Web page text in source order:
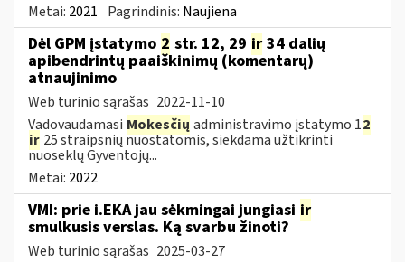
Metai: 2021 Pagrindinis: Naujiena
Dėl GPM įstatymo 2 str. 12, 29 ir 34 dalių
apibendrintų paaiškinimų (komentarų)
atnaujinimo
Web turinio sąrašas 2022-11-10
Vadovaudamasi Mokesčių administravimo įstatymo 12
ir 25 straipsnių nuostatomis, siekdama užtikrinti
nuoseklų Gyventojų...
Metai: 2022
VMI: prie i.EKA jau sėkmingai jungiasi ir
smulkusis verslas. Ką svarbu žinoti?
Web turinio sąrašas 2025-03-27